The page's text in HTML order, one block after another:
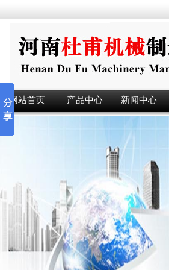
网站首页 产品中心 新闻中心